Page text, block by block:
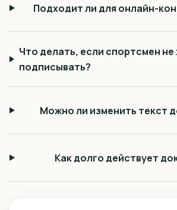
Подходит ли для онлайн-
Что делать, если спортсмен не
подписывать?
Можно ли изменить текст
Как долго действует